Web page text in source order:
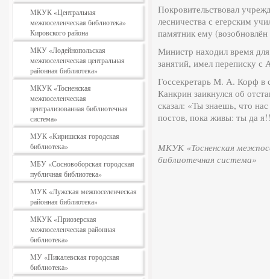
МКУК «Центральная
межпоселенческая библиотека»
Кировского района
МКУ «Лодейнопольская
межпоселенческая центральная
районная библиотека»
МКУК «Тосненская
межпоселенческая
централизованная библиотечная
система»
МУК «Киришская городская
библиотека»
МБУ «Сосновоборская городская
публичная библиотека»
МУК «Лужская межпоселенческая
районная библиотека»
МКУК «Приозерская
межпоселенческая районная
библиотека»
МУ «Пикалевская городская
библиотека»
Покровительствовал
лесничества с егерским
памятник ему
Министр находил время
занятий, имел переписку
Госсекретарь М. А. Корф в
Канкрин заикнулся об
сказал: «Ты знаешь, что
постов, пока живы: ты да
МКУК «Тосненская
библиотечная система»